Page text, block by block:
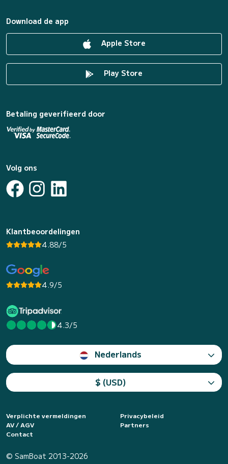
Download de app
Apple Store
Play Store
Betaling geverifieerd door
Volg ons
Klantbeoordelingen
4.88/5
4.9/5
4.3/5
Nederlands
$ (USD)
Verplichte vermeldingen
Privacybeleid
AV / AGV
Partners
Contact
© SamBoat 2013-2026